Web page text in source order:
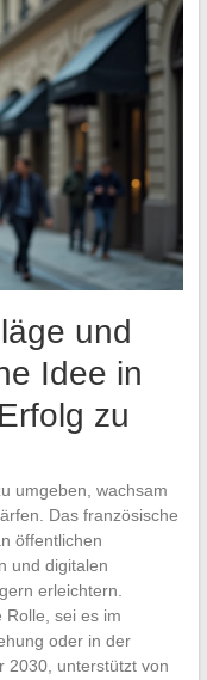
und
Idee in
zu
umgeben, wachsam
Das französische
öffentlichen
und digitalen
erleichtern.
Rolle, sei es im
oder in der
2030, unterstützt von